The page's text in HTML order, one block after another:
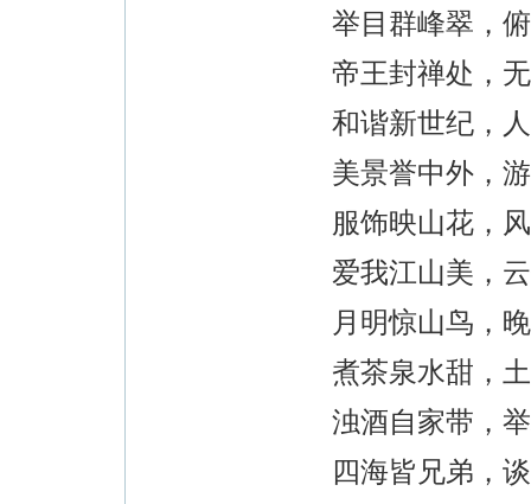
举目群峰翠，
帝王封禅处，
和谐新世纪，
美景誉中外，
服饰映山花，
爱我江山美，
月明惊山鸟，
煮茶泉水甜，
浊酒自家带，
四海皆兄弟，